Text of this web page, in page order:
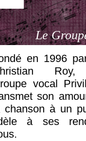
Le
en 1996
vocal
son
chanson à un
à ses